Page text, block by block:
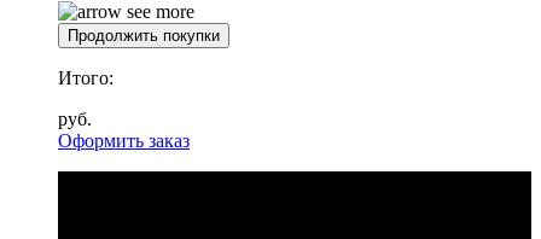
Продолжить покупки
Итого:
руб.
Оформить заказ